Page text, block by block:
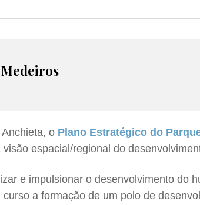
o Plano Estratégico do
espacial/regional do
e impulsionar o desenvolvimento
a formação de um polo de